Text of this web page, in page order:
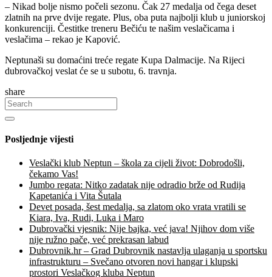
– Nikad bolje nismo počeli sezonu. Čak 27 medalja od čega deset
zlatnih na prve dvije regate. Plus, oba puta najbolji klub u juniorskoj
konkurenciji. Čestitke treneru Bečiću te našim veslačicama i
veslačima – rekao je Kapović.
Neptunaši su domaćini treće regate Kupa Dalmacije. Na Rijeci
dubrovačkoj veslat će se u subotu, 6. travnja.
share
Posljednje vijesti
Veslački klub Neptun – škola za cijeli život: Dobrodošli,
čekamo Vas!
Jumbo regata: Nitko zadatak nije odradio brže od Rudija
Kapetanića i Vita Šutala
Devet posada, šest medalja, sa zlatom oko vrata vratili se
Kiara, Iva, Rudi, Luka i Maro
Dubrovački vjesnik: Nije bajka, već java! Njihov dom više
nije ružno pače, već prekrasan labud
Dubrovnik.hr – Grad Dubrovnik nastavlja ulaganja u sportsku
infrastrukturu – Svečano otvoren novi hangar i klupski
prostori Veslačkog kluba Neptun